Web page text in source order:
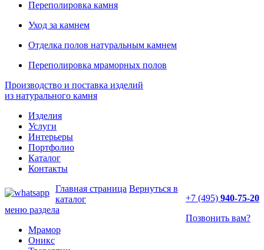
Переполировка камня
Уход за камнем
Отделка полов натуральным камнем
Переполировка мраморных полов
Производство и поставка изделий
из натурального камня
Изделия
Услуги
Интерьеры
Портфолио
Каталог
Контакты
+7 (495) 940-75-20
Позвонить вам?
Главная страница Вернуться в
каталог
меню раздела
Мрамор
Оникс